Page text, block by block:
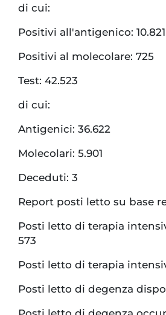
di cui:
Positivi all'antigenico: 10.821
Positivi al molecolare: 725
Test: 42.523
di cui:
Antigenici: 36.622
Molecolari: 5.901
Deceduti: 3
Report posti letto su base
Posti letto di terapia
573
Posti letto di terapia
Posti letto di degenza